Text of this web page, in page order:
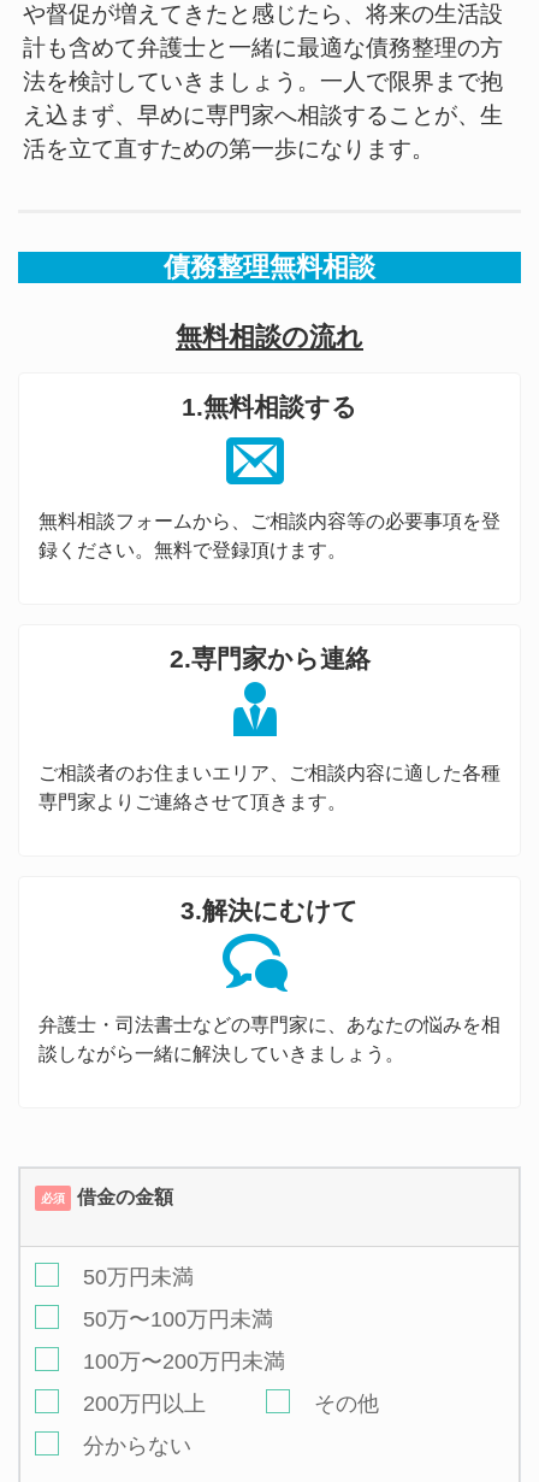
や督促が増えてきたと感じたら、将来の生活設
計も含めて弁護士と一緒に最適な債務整理の方
法を検討していきましょう。一人で限界まで抱
え込まず、早めに専門家へ相談することが、生
活を立て直すための第一歩になります。
債務整理無料相談
無料相談の流れ
1.無料相談する
無料相談フォームから、ご相談内容等の必要事項を登
録ください。無料で登録頂けます。
2.専門家から連絡
ご相談者のお住まいエリア、ご相談内容に適した各種
専門家よりご連絡させて頂きます。
3.解決にむけて
弁護士・司法書士などの専門家に、あなたの悩みを相
談しながら一緒に解決していきましょう。
必須 借金の金額
50万円未満
50万〜100万円未満
100万〜200万円未満
200万円以上
その他
分からない